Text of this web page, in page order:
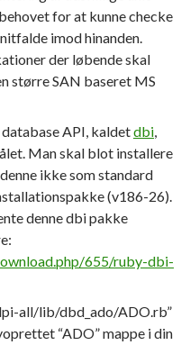
for at kunne checke
imod hinanden.
der løbende skal
større SAN baseret MS
API, kaldetdbi,
Man skal blot installere
ikke som standard
(v186-26).
denne dbi pakke
655/ruby-dbi-
all/lib/dbd_ado/ADO.rb”
“ADO” mappe i din